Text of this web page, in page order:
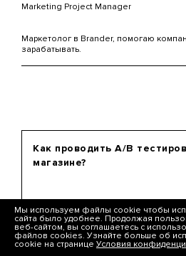
Мы используем файлы cookie чтобы
сайта было удобнее. Продолжая
веб-сайтом, вы соглашаетесь с
файлов cookies. Узнайте больше об
cookie на странице Условия
Marketing Project Manager
Маркетолог в Brander, помогаю
зарабатывать.
Как проводить A/B
магазине?